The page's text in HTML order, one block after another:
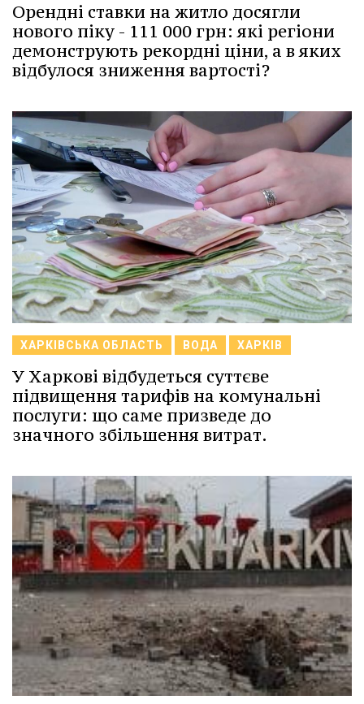
Орендні ставки на житло досягли
нового піку - 111 000 грн: які регіони
демонструють рекордні ціни, а в яких
відбулося зниження вартості?
ХАРКІВСЬКА ОБЛАСТЬ ВОДА ХАРКІВ
У Харкові відбудеться суттєве
підвищення тарифів на комунальні
послуги: що саме призведе до
значного збільшення витрат.